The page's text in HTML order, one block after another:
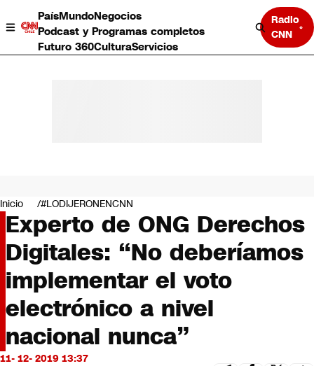
PaísMundoNegocios
Podcast y Programas completos
Futuro 360CulturaServicios
Radio
CNN
Negocios
Deportes
Programas completos
Cultura
Servicios
Bits
CNN Data
CNN tiempo
Futuro 360
Opinión
Inicio #LODIJERONENCNN
Experto de ONG Derechos
Digitales: “No deberíamos
implementar el voto
electrónico a nivel
nacional nunca”
11- 12- 2019 13:37